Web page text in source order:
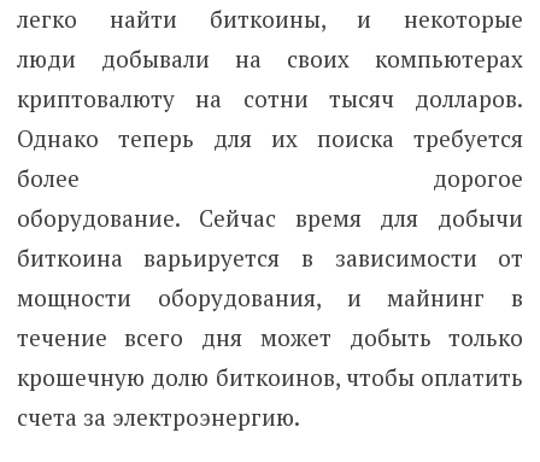
легко найти биткоины, и некоторые
люди добывали на своих компьютерах
криптовалюту на сотни тысяч долларов.
Однако теперь для их поиска требуется
более дорогое
оборудование. Сейчас время для добычи
биткоина варьируется в зависимости от
мощности оборудования, и майнинг в
течение всего дня может добыть только
крошечную долю биткоинов, чтобы оплатить
счета за электроэнергию.